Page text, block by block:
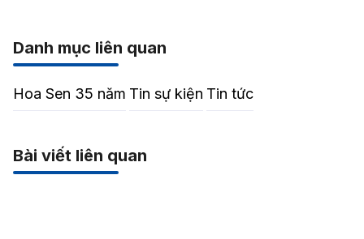
Danh mục liên quan
Hoa Sen 35 năm Tin sự kiện Tin tức
Bài viết liên quan